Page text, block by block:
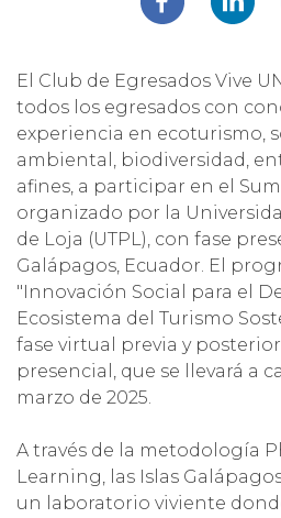
El Club de Egresados Vive
todos los egresados con
experiencia en ecoturismo,
ambiental, biodiversidad,
afines, a participar en el
organizado por la
de Loja (UTPL), con fase
Galápagos, Ecuador. El
"Innovación Social para el
Ecosistema del Turismo
fase virtual previa y
presencial, que se llevará a
marzo de 2025.
A través de la metodología
Learning, las Islas
un laboratorio viviente